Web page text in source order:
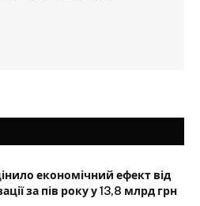
економічний ефект від
за пів року у 13,8 млрд грн